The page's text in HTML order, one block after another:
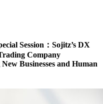
Session：Sojitz’s DX
Company
Businesses and Human